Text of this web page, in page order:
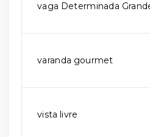
vaga Determinada
varanda gourmet
vista livre